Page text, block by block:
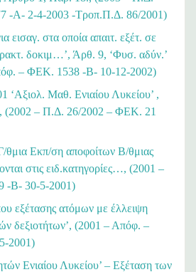
-Α- 2-4-2003 -Τροπ.Π.Δ. 86/2001)
εισαγ. στα οποία απαιτ. εξέτ. σε
δοκιμ…’, Άρθ. 9, ‘Φυσ. αδύν.’
– ΦΕΚ. 1538 -Β- 10-12-2002)
‘Αξιολ. Μαθ. Ενιαίου Λυκείου’ ,
(2002 – Π.Δ. 26/2002 – ΦΕΚ. 21
θμια Εκπ/ση αποφοίτων Β/θμιας
στις ειδ.κατηγορίες…, (2001 –
-Β- 30-5-2001)
εξέτασης ατόμων με έλλειψη
δεξιοτήτων’, (2001 – Απόφ. –
2001)
Ενιαίου Λυκείου’ – Εξέταση των